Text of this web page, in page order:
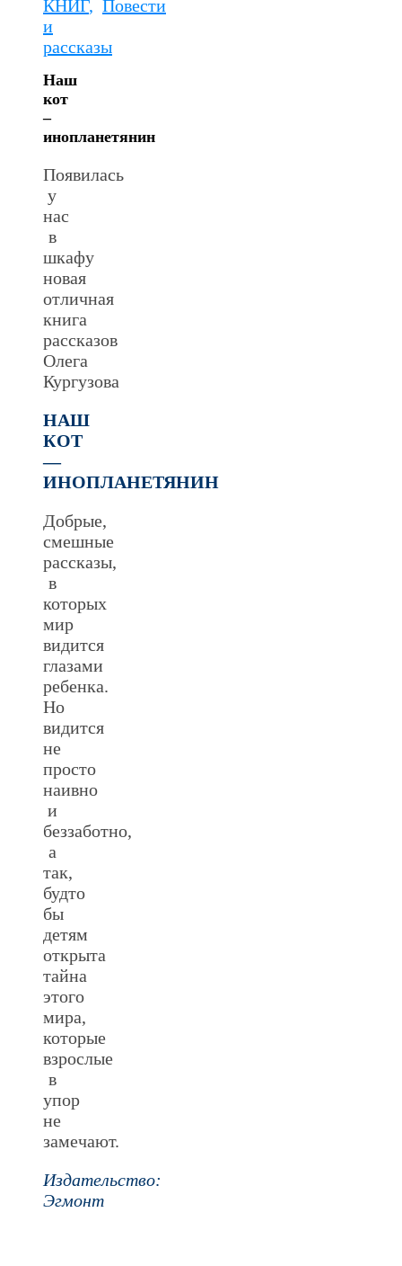
КНИГ, Повести
и
рассказы
Наш
кот
–
инопланетянин
Появилась
у
нас
в
шкафу
новая
отличная
книга
рассказов
Олега
Кургузова
НАШ
КОТ
—
ИНОПЛАНЕТЯНИН
Добрые,
смешные
рассказы,
в
которых
мир
видится
глазами
ребенка.
Но
видится
не
просто
наивно
и
беззаботно,
а
так,
будто
бы
детям
открыта
тайна
этого
мира,
которые
взрослые
в
упор
не
замечают.
Издательство:
Эгмонт